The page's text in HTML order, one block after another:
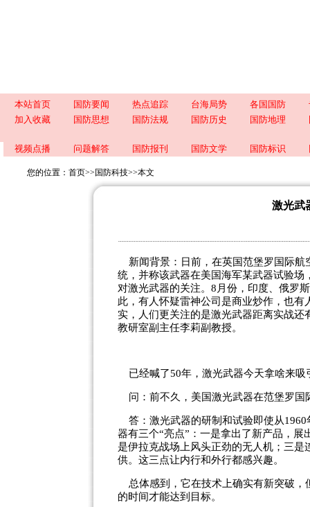
本站首页 国防要闻 热点追踪 台海局势 各国国防
加入收藏
国防思想 国防法规 国防历史 国防地理
视频点播 问题解答 国防报刊 国防文学 国防标识
您的位置： 首页>> 国防科技>>本文
激光武
新闻背景：日前，在英国范堡罗国际航
统，并称该武器在美国海军某武器试验
对激光武器的关注。8月份，印度、俄罗
此，有人怀疑雷神公司是商业炒作，也
实，人们更关注的是激光武器距离实战
教研室副主任李莉副教授。
已经喊了50年，激光武器今天拿啥来吸
问：前不久，美国激光武器在范堡罗国
答：激光武器的研制和试验即使从1960
器有三个“亮点”：一是拿出了新产品，
是伊拉克战场上风头正劲的无人机；三
供。这三点让内行和外行都感兴趣。
总体感到，它在技术上确实有新突破，
的时间才能达到目标。